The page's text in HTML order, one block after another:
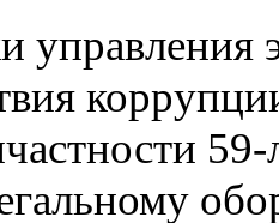
управления
59-